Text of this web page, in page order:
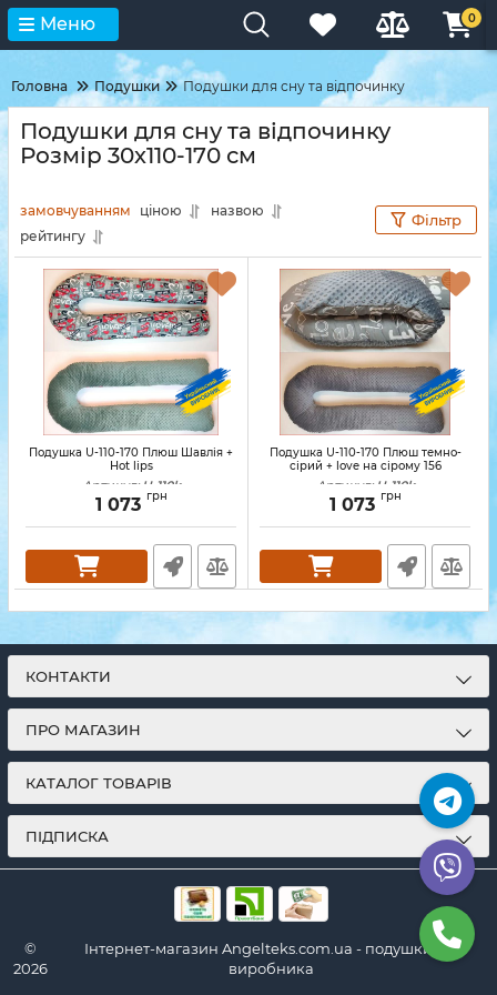
Меню 0
Головна Подушки Подушки для сну та відпочинку
Подушки для сну та відпочинку
Розмір 30х110-170 см
замовчуванням ціною
назвою
рейтингу
Фільтр
Подушка U-110-170 Плюш Шавлія +
Hot lips
Артикул: U-110k
1 073 грн
Подушка U-110-170 Плюш темно-
сірий + love на сірому 156
Артикул: U-110k
1 073 грн
КОНТАКТИ
ПРО МАГАЗИН
КАТАЛОГ ТОВАРІВ
ПІДПИСКА
©
2026
Інтернет-магазин Angelteks.com.ua - подушки від
виробника